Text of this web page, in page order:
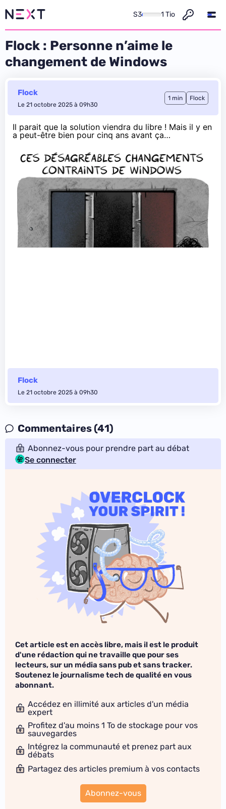
S3 1 Tio
Flock : Personne n’aime le
changement de Windows
Flock
Le 21 octobre 2025 à 09h30
1 min Flock
Il parait que la solution viendra du libre ! Mais il y en
a peut-être bien pour cinq ans avant ça…
Flock
Le 21 octobre 2025 à 09h30
Commentaires (41)
Abonnez-vous pour prendre part au débat
Se connecter
Cet article est en accès libre, mais il est le produit
d'une rédaction qui ne travaille que pour ses
lecteurs, sur un média sans pub et sans tracker.
Soutenez le journalisme tech de qualité en vous
abonnant.
Accédez en illimité aux articles d'un média
expert
Profitez d'au moins 1 To de stockage pour vos
sauvegardes
Intégrez la communauté et prenez part aux
débats
Partagez des articles premium à vos contacts
Abonnez-vous